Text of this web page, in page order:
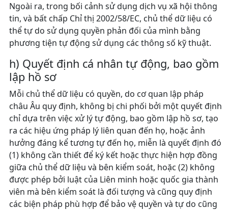
Ngoài ra, trong bối cảnh sử dụng dịch vụ xã hội thông
tin, và bất chấp Chỉ thị 2002/58/EC, chủ thể dữ liệu có
thể tự do sử dụng quyền phản đối của mình bằng
phương tiện tự động sử dụng các thông số kỹ thuật.
h) Quyết định cá nhân tự động, bao gồm
lập hồ sơ
Mỗi chủ thể dữ liệu có quyền, do cơ quan lập pháp
châu Âu quy định, không bị chi phối bởi một quyết định
chỉ dựa trên việc xử lý tự động, bao gồm lập hồ sơ, tạo
ra các hiệu ứng pháp lý liên quan đến họ, hoặc ảnh
hưởng đáng kể tương tự đến họ, miễn là quyết định đó
(1) không cần thiết để ký kết hoặc thực hiện hợp đồng
giữa chủ thể dữ liệu và bên kiểm soát, hoặc (2) không
được phép bởi luật của Liên minh hoặc quốc gia thành
viên mà bên kiểm soát là đối tượng và cũng quy định
các biện pháp phù hợp để bảo vệ quyền và tự do cũng